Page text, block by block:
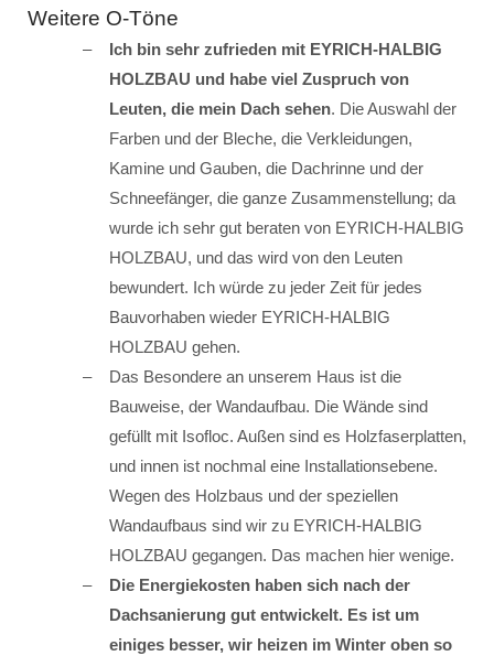
Weitere O-Töne
Ich bin sehr zufrieden mit EYRICH-HALBIG
HOLZBAU und habe viel Zuspruch von
Leuten, die mein Dach sehen. Die Auswahl der
Farben und der Bleche, die Verkleidungen,
Kamine und Gauben, die Dachrinne und der
Schneefänger, die ganze Zusammenstellung; da
wurde ich sehr gut beraten von EYRICH-HALBIG
HOLZBAU, und das wird von den Leuten
bewundert. Ich würde zu jeder Zeit für jedes
Bauvorhaben wieder EYRICH-HALBIG
HOLZBAU gehen.
Das Besondere an unserem Haus ist die
Bauweise, der Wandaufbau. Die Wände sind
gefüllt mit Isofloc. Außen sind es Holzfaserplatten,
und innen ist nochmal eine Installationsebene.
Wegen des Holzbaus und der speziellen
Wandaufbaus sind wir zu EYRICH-HALBIG
HOLZBAU gegangen. Das machen hier wenige.
Die Energiekosten haben sich nach der
Dachsanierung gut entwickelt. Es ist um
einiges besser, wir heizen im Winter oben so